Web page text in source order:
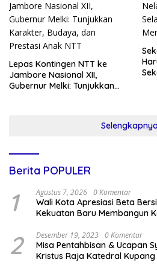
Lepas Kontingen NTT ke
Jambore Nasional XII,
Gubernur Melki: Tunjukkan
Berita POPULER
1 Agustus 7, 2026 0 Komentar
Wali Kota Apresiasi Beta
Kekuatan Baru Membangun
2 Desember 19, 2023 0 Komentar
Misa Pentahbisan & Ucapan
Kristus Raja Katedral Kupang